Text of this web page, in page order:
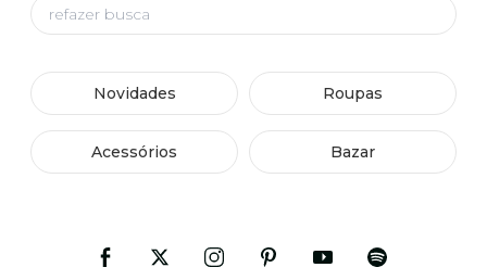
Novidades Roupas
Acessórios Bazar